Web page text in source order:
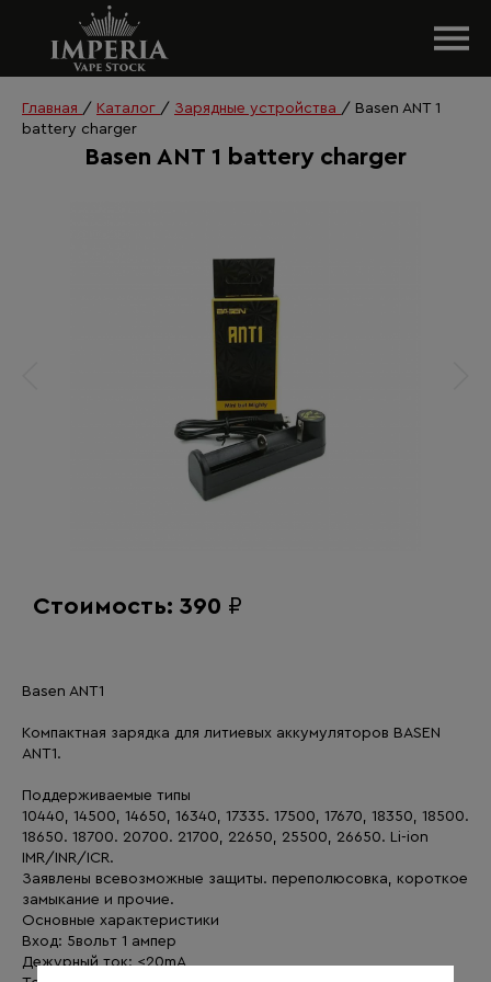
Главная / Каталог / Зарядные устройства / Basen ANT 1
battery charger
Basen ANT 1 battery charger
Стоимость: 390 ₽
Basen ANT1
Компактная зарядка для литиевых аккумуляторов BASEN
ANT1.
Поддерживаемые типы
10440, 14500, 14650, 16340, 17335. 17500, 17670, 18350, 18500.
18650. 18700. 20700. 21700, 22650, 25500, 26650. Li-ion
IMR/INR/ICR.
Заявлены всевозможные защиты. переполюсовка, короткое
замыкание и прочие.
Основные характеристики
Вход: 5вольт 1 ампер
Дежурный ток: <20mA